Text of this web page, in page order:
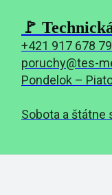
🚩
+421 917 678
poruchy@tes-
Pondelok –
Sobota a štátne